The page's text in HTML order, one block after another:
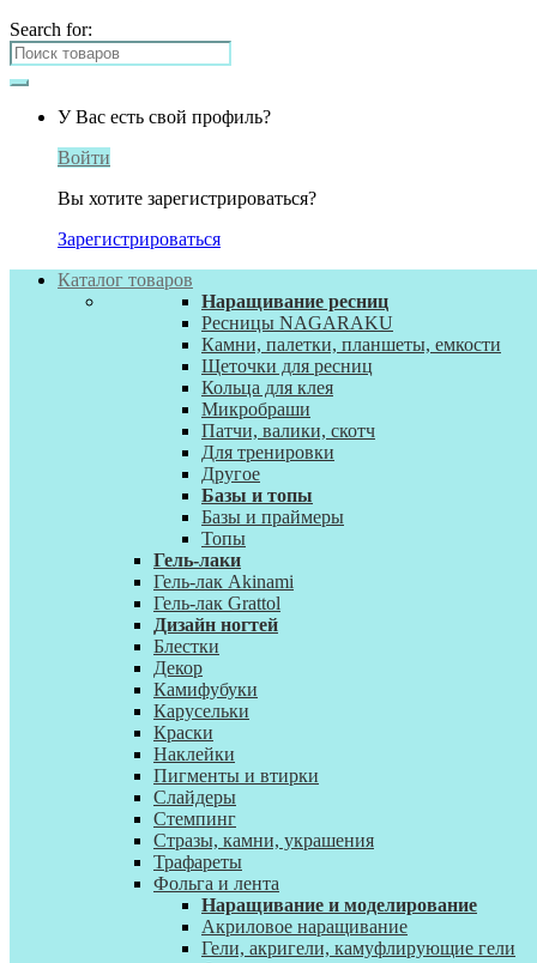
Search for:
У Вас есть свой профиль?
Войти
Вы хотите зарегистрироваться?
Зарегистрироваться
Каталог товаров
Наращивание ресниц
Ресницы NAGARAKU
Камни, палетки, планшеты, емкости
Щеточки для ресниц
Кольца для клея
Микробраши
Патчи, валики, скотч
Для тренировки
Другое
Базы и топы
Базы и праймеры
Топы
Гель-лаки
Гель-лак Akinami
Гель-лак Grattol
Дизайн ногтей
Блестки
Декор
Камифубуки
Карусельки
Краски
Наклейки
Пигменты и втирки
Слайдеры
Стемпинг
Стразы, камни, украшения
Трафареты
Фольга и лента
Наращивание и моделирование
Акриловое наращивание
Гели, акригели, камуфлирующие гели